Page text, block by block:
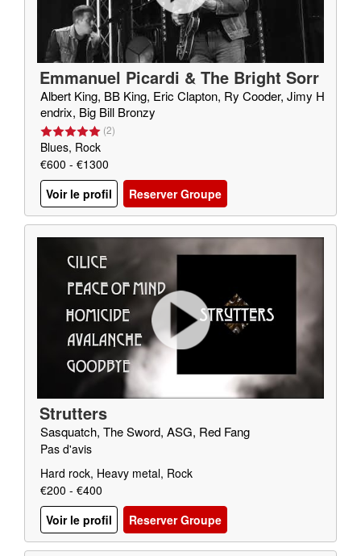
Emmanuel Picardi & The Bright Sorr
ow
Albert King, BB King, Eric Clapton, Ry Cooder, Jimy H
endrix, Big Bill Bronzy
(2)
Blues, Rock
€600 - €1300
Voir le profil
Reserver Groupe
Strutters
Sasquatch, The Sword, ASG, Red Fang
Pas d'avis
Hard rock, Heavy metal, Rock
€200 - €400
Voir le profil
Reserver Groupe